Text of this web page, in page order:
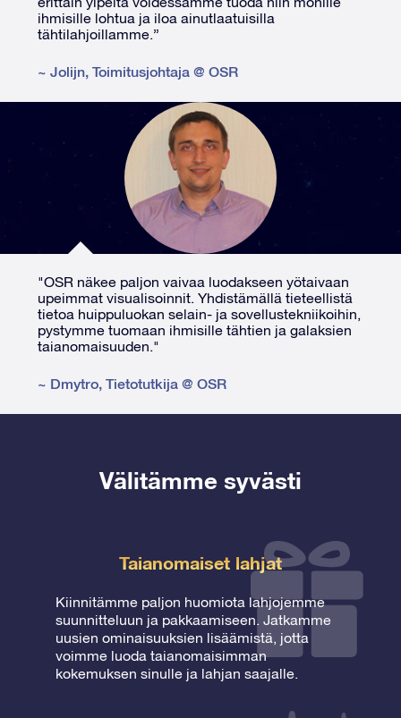
ihmisille lohtua ja iloa ainutlaatuisilla
tähtilahjoillamme.”
~ Jolijn, Toimitusjohtaja @ OSR
"OSR näkee paljon vaivaa luodakseen yötaivaan
upeimmat visualisoinnit. Yhdistämällä tieteellistä
tietoa huippuluokan selain- ja sovellustekniikoihin,
pystymme tuomaan ihmisille tähtien ja galaksien
taianomaisuuden."
~ Dmytro, Tietotutkija @ OSR
Välitämme syvästi
Taianomaiset lahjat
Kiinnitämme paljon huomiota lahjojemme
suunnitteluun ja pakkaamiseen. Jatkamme
uusien ominaisuuksien lisäämistä, jotta
voimme luoda taianomaisimman
kokemuksen sinulle ja lahjan saajalle.